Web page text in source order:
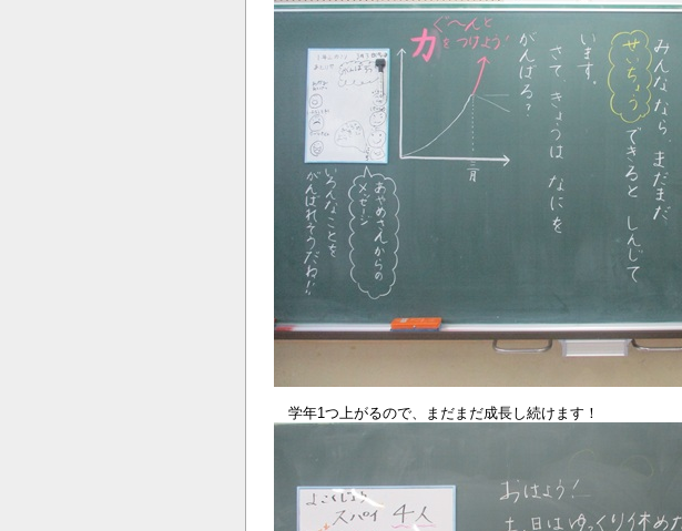
学年1つ上がるので、まだまだ成長し続けます！